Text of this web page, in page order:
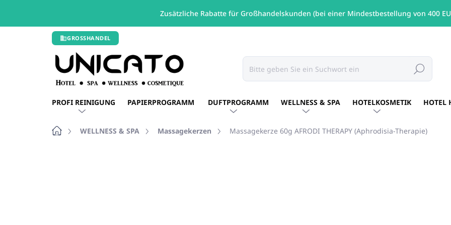
Zusätzliche Rabatte für Großhandelskunden (bei einer Mindestbestellung von 400
Zum
GROSSHANDEL
Suchen
PROFI REINIGUNG PAPIERPROGRAMM DUFTPROGRAMM WELLNESS & SPA HOTELKOSMETIK HOTEL
StartseiteWELLNESS & SPA Massagekerzen Massagekerze 60g AFRODI THERAPY (Aphrodisia-Therapie)